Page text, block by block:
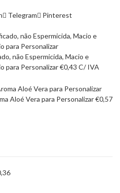
Telegram
Pinterest
não Espermicida, Macio e
para Personalizar€0,43 C/ IVA
Aloé Vera para Personalizar€0,57